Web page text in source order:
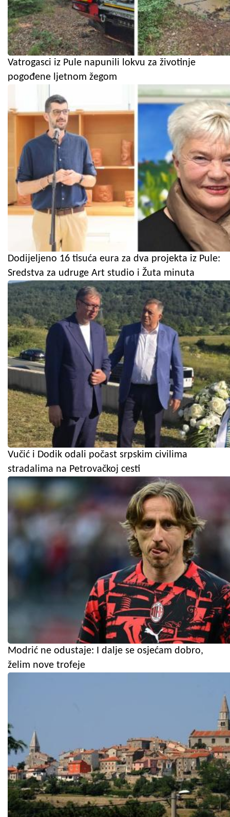
Vatrogasci iz Pule napunili lokvu za životinje
pogođene ljetnom žegom
Dodijeljeno 16 tisuća eura za dva projekta iz Pule:
Sredstva za udruge Art studio i Žuta minuta
Vučić i Dodik odali počast srpskim civilima
stradalima na Petrovačkoj cesti
Modrić ne odustaje: I dalje se osjećam dobro,
želim nove trofeje